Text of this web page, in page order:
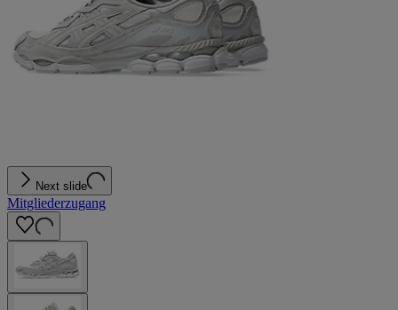
Next slide
Mitgliederzugang